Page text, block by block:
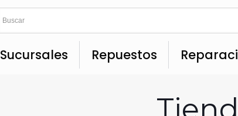
Sucursales Repuestos